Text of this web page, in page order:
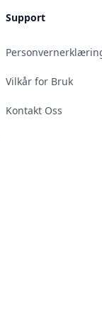
Support
Vilkår for Bruk
Kontakt Oss